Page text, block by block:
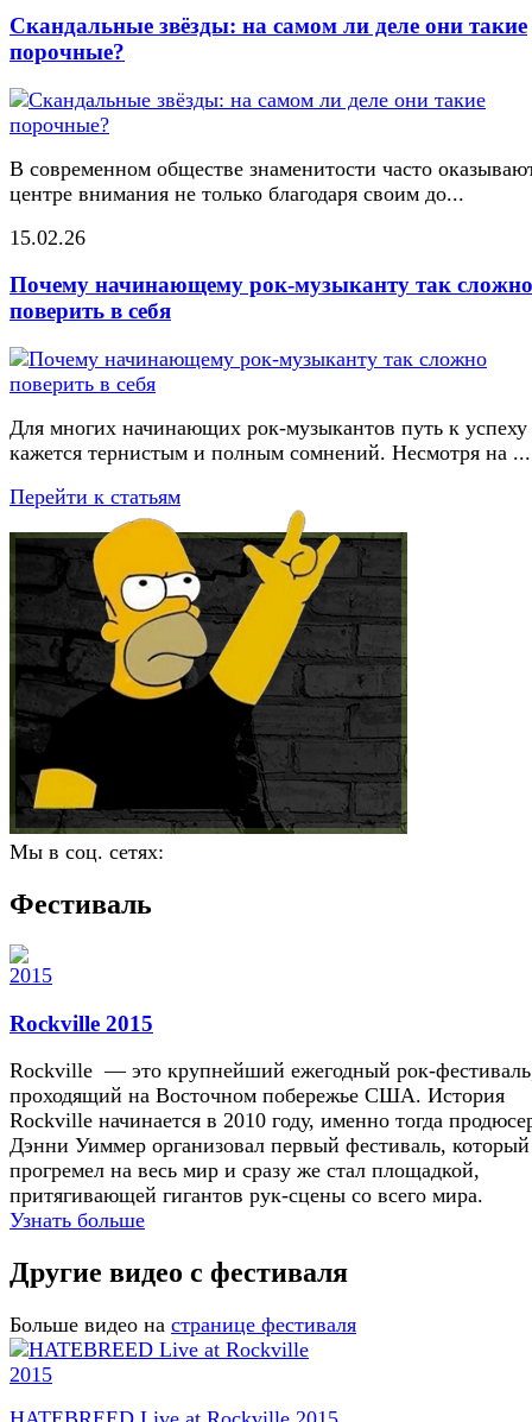
Скандальные звёзды: на самом ли деле они такие
порочные?
В современном обществе знаменитости часто
центре внимания не только благодаря своим до...
15.02.26
Почему начинающему рок-музыканту так сложно
поверить в себя
Для многих начинающих рок-музыкантов путь к успеху
кажется тернистым и полным сомнений. Несмотря на ...
Перейти к статьям
Мы в соц. сетях:
Фестиваль
Rockville 2015
Rockville — это крупнейший ежегодный рок-
проходящий на Восточном побережье США. История
Rockville начинается в 2010 году, именно тогда
Дэнни Уиммер организовал первый фестиваль, который
прогремел на весь мир и сразу же стал площадкой,
притягивающей гигантов рук-сцены со всего мира.
Узнать больше
Другие видео с фестиваля
Больше видео на странице фестиваля